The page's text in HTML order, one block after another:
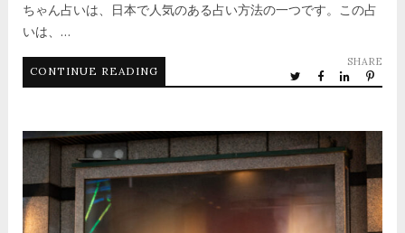
ちゃん占いは、日本で人気のある占い方法の一つです。この占
いは、…
CONTINUE READING
SHARE